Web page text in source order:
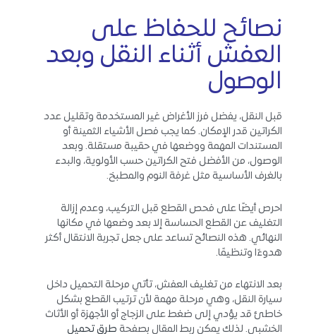
نصائح للحفاظ على
العفش أثناء النقل وبعد
الوصول
قبل النقل، يفضل فرز الأغراض غير المستخدمة وتقليل عدد
الكراتين قدر الإمكان. كما يجب فصل الأشياء الثمينة أو
المستندات المهمة ووضعها في حقيبة مستقلة. وبعد
الوصول، من الأفضل فتح الكراتين حسب الأولوية، والبدء
بالغرف الأساسية مثل غرفة النوم والمطبخ.
احرص أيضًا على فحص القطع قبل التركيب، وعدم إزالة
التغليف عن القطع الحساسة إلا بعد وضعها في مكانها
النهائي. هذه النصائح تساعد على جعل تجربة الانتقال أكثر
هدوءًا وتنظيمًا.
بعد الانتهاء من تغليف العفش، تأتي مرحلة التحميل داخل
سيارة النقل، وهي مرحلة مهمة لأن ترتيب القطع بشكل
خاطئ قد يؤدي إلى ضغط على الزجاج أو الأجهزة أو الأثاث
الخشبي. لذلك يمكن ربط المقال بصفحة طرق تحميل